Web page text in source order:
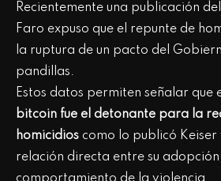
Recientemente una publicación
Faro expuso que el repunte de
la ruptura de un pacto del
pandillas.
Estos datos permiten señalar que
bitcoin fue el detonante para la
homicidios como lo publicó Keiser
relación directa entre su adopción